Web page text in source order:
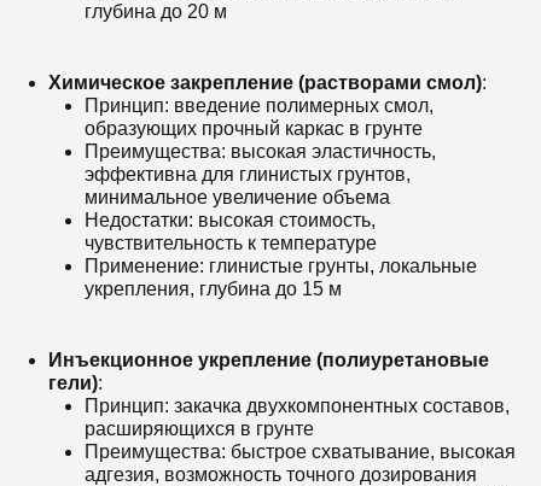
глубина до 20 м
Химическое закрепление (растворами смол):
Принцип: введение полимерных смол,
образующих прочный каркас в грунте
Преимущества: высокая эластичность,
эффективна для глинистых грунтов,
минимальное увеличение объема
Недостатки: высокая стоимость,
чувствительность к температуре
Применение: глинистые грунты, локальные
укрепления, глубина до 15 м
Инъекционное укрепление (полиуретановые
гели):
Принцип: закачка двухкомпонентных составов,
расширяющихся в грунте
Преимущества: быстрое схватывание, высокая
адгезия, возможность точного дозирования